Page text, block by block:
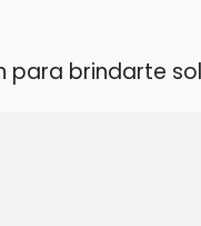
brindarte